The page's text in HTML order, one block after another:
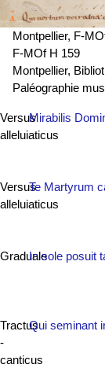
Montpellier, F-
F-MOf H 159
Montpellier,
Paléographie
Versus
alleluiaticus
Mirabilis
Versus
alleluiaticus
Te Martyrum
GradualeIn sole posuit
Tractus
-
canticus
Qui seminant